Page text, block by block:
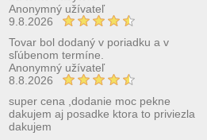
Anonymný užívateľ
9.8.2026
Tovar bol dodaný v poriadku a v
sľúbenom termíne.
Anonymný užívateľ
8.8.2026
super cena ,dodanie moc pekne
dakujem aj posadke ktora to priviezla
dakujem